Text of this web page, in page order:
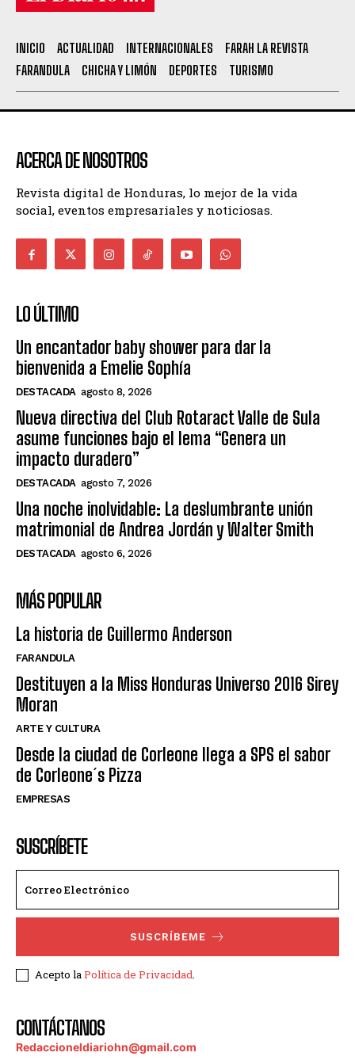
INICIO ACTUALIDAD INTERNACIONALES
FARAH LA REVISTA
FARANDULA
CHICHA Y LIMÓN DEPORTES TURISMO
ACERCA DE NOSOTROS
Revista digital de Honduras, lo mejor de la vida
social, eventos empresariales y noticiosas.
LO ÚLTIMO
Un encantador baby shower para dar la
bienvenida a Emelie Sophía
DESTACADA agosto 8, 2026
Nueva directiva del Club Rotaract Valle de Sula
asume funciones bajo el lema “Genera un
impacto duradero”
DESTACADA agosto 7, 2026
Una noche inolvidable: La deslumbrante unión
matrimonial de Andrea Jordán y Walter Smith
DESTACADA agosto 6, 2026
MÁS POPULAR
La historia de Guillermo Anderson
FARANDULA
Destituyen a la Miss Honduras Universo 2016 Sirey
Moran
ARTE Y CULTURA
Desde la ciudad de Corleone llega a SPS el sabor
de Corleone´s Pizza
EMPRESAS
SUSCRÍBETE
SUSCRÍBEME
Acepto laPolítica de Privacidad.
CONTÁCTANOS
Redaccioneldiariohn@gmail.com